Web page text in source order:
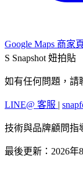
Google Maps 商家
S Snapshot 妞拍貼
如有任何問題，請
LINE@ 客服 |
技術與品牌顧問指
最後更新：2026年